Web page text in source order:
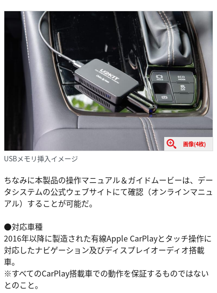
画像(4枚)
USBメモリ挿入イメージ
ちなみに本製品の操作マニュアル＆ガイドムービーは、デー
タシステムの公式ウェブサイトにて確認（オンラインマニュ
アル）することが可能だ。
●対応車種
2016年以降に製造された有線Apple CarPlayとタッチ操作に
対応したナビゲーション及びディスプレイオーディオ搭載
車。
※すべてのCarPlay搭載車での動作を保証するものではない
とのこと。